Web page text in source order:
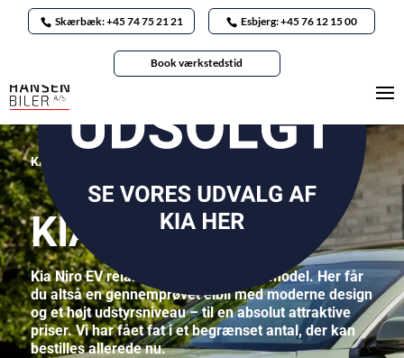
Skærbæk: +45 74 75 21 21 Esbjerg: +45 76 12 15 00
Book værkstedstid
KAMPAGNE PÅ FABRIKSNYE
KIA NIRO EV
Kia Niro EV relanceres nu som 2026-model. Her får
du altså en gennemprøvet elbil med moderne design
og et højt udstyrsniveau – til en absolut attraktive
priser. Vi har fået fat i et begrænset antal, der kan
bestilles allerede nu.